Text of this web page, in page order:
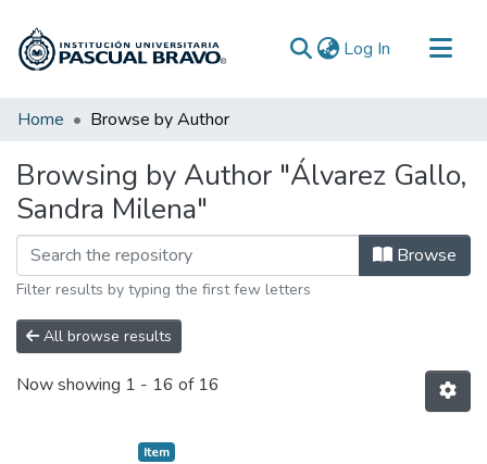
Log In (current)
Communities & Collections
Home Browse by Author
Browsing by Author "Álvarez Gallo,
Sandra Milena"
Browse
Filter results by typing the first few letters
All browse results
Now showing 1 - 16 of 16
Item